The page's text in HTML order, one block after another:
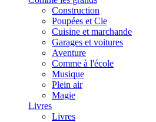
Construction
Poupées et Cie
Cuisine et marchande
Garages et voitures
Aventure
Comme à l'école
Musique
Plein air
Magie
Livres
Livres